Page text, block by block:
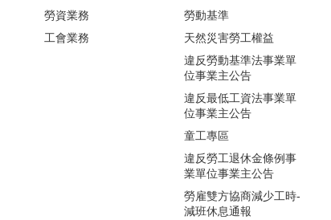
勞資業務
工會業務
勞動基準
天然災害勞工權益
違反勞動基準法事業單
位事業主公告
違反最低工資法事業單
位事業主公告
童工專區
違反勞工退休金條例事
業單位事業主公告
勞雇雙方協商減少工時-
減班休息通報